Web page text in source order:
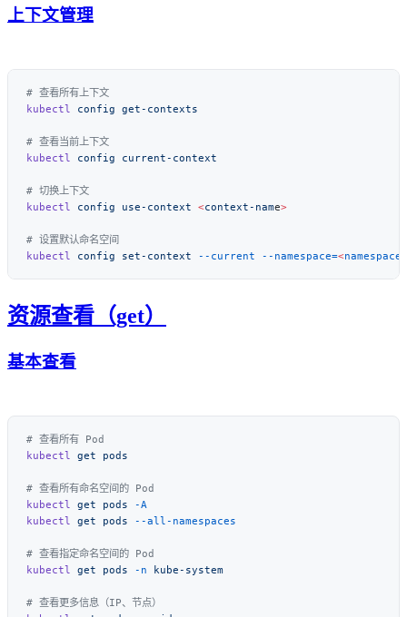
上下文管理
kubectl config
kubectl config
kubectl config use-context <context-name
kubectl config set-context --current --namespace=<namespace
资源查看（get）
基本查看
kubectl get
kubectl get pods
kubectl get pods
kubectl get pods -n